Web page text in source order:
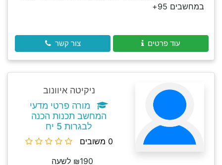
במחשבים 95+
עוד פרטים צור קשר
ניקיטה איוונוב
מורה פרטי מדעי
המחשב תכנות הכנה
לבגרות 5 יח
0 משובים
₪190 לשעה